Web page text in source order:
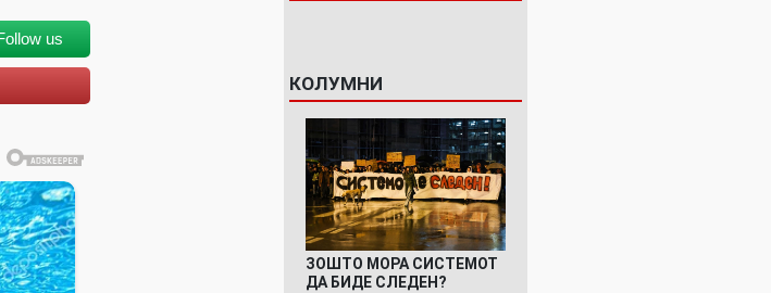
us
КОЛУМНИ
ЗОШТО МОРА СИСТЕМОТ
ДА БИДЕ СЛЕДЕН?